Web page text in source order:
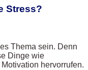
Stress?
Thema sein. Denn
Dinge wie
hervorrufen.